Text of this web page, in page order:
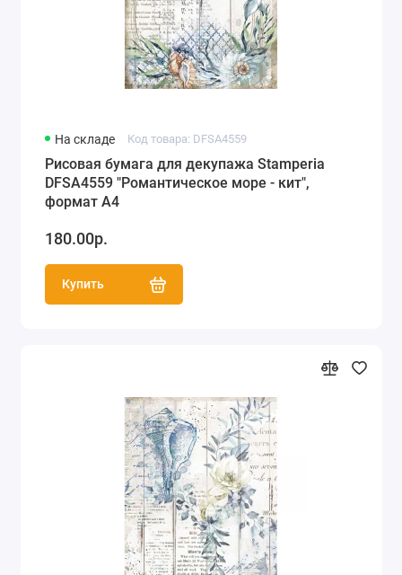
На складе Код товара: DFSA4559
Рисовая бумага для декупажа Stamperia
DFSA4559 "Романтическое море - кит",
формат А4
180.00р.
Купить